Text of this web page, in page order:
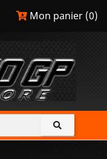
Mon panier (0)